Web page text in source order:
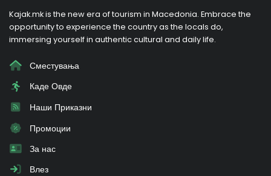
Kajak.mk is the new era of tourism in Macedonia. Embrace the
opportunity to experience the country as the locals do,
immersing yourself in authentic cultural and daily life.
Сместувања
Каде Овде
Наши Приказни
Промоции
За нас
Влез